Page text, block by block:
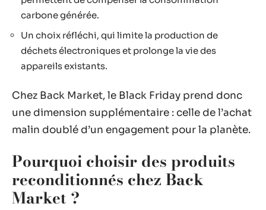
carbone générée.
Un choix réfléchi, qui limite la production de
déchets électroniques et prolonge la vie des
appareils existants.
Chez Back Market, le Black Friday prend donc
une dimension supplémentaire : celle de l’achat
malin doublé d’un engagement pour la planète.
Pourquoi choisir des produits
reconditionnés chez Back
Market ?